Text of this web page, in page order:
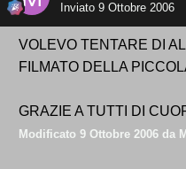
Inviato 9 Ottobre 2006
VOLEVO TENTARE DI
FILMATO DELLA
GRAZIE A TUTTI DI
Modificato 9 Ottobre 2006 da